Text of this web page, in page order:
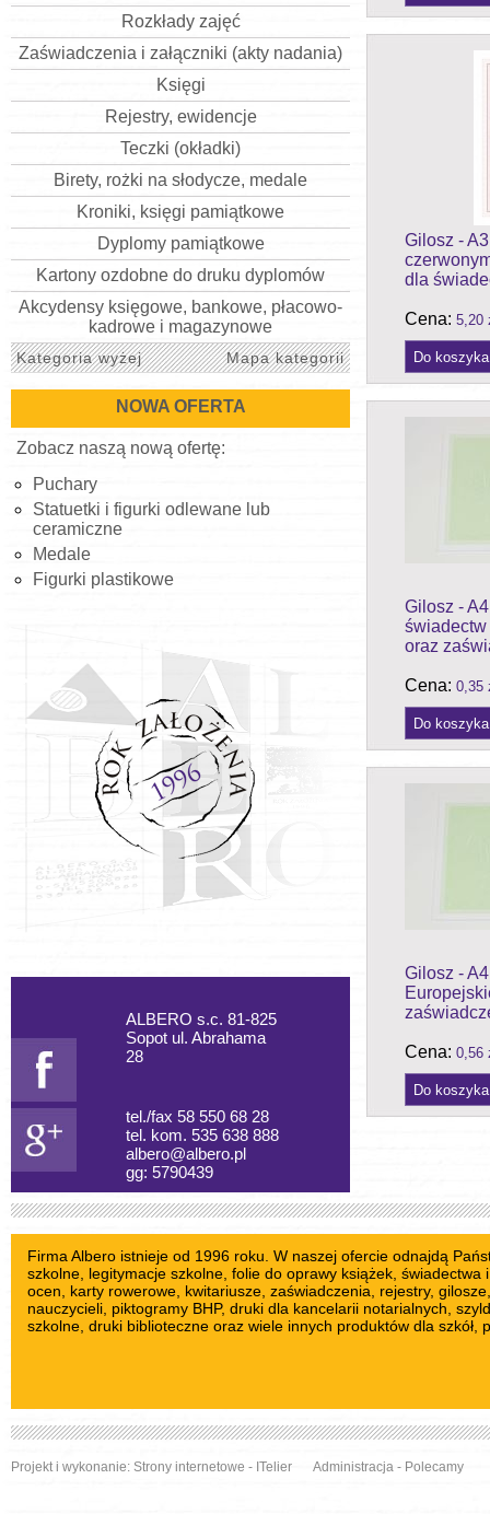
Rozkłady zajęć
Zaświadczenia i załączniki (akty nadania)
Księgi
Rejestry, ewidencje
Teczki (okładki)
Birety, rożki na słodycze, medale
Kroniki, księgi pamiątkowe
Dyplomy pamiątkowe
Kartony ozdobne do druku dyplomów
Akcydensy księgowe, bankowe, płacowo-
kadrowe i magazynowe
Kategoria wyżej Mapa kategorii
NOWA OFERTA
Zobacz naszą nową ofertę:
Puchary
Statuetki i figurki odlewane lub
ceramiczne
Medale
Figurki plastikowe
ALBERO s.c. 81-825
Sopot ul. Abrahama
28
tel./fax 58 550 68 28
tel. kom. 535 638 888
albero@albero.pl
gg: 5790439
Gilosz -
dla
Cena: 5,20
Gilosz -
świadectw
oraz
Cena: 0,35
Gilosz -
Cena: 0,56
Firma Albero istnieje od 1996 roku. W naszej ofercie odnajdą
szkolne , legitymacje szkolne, folie do oprawy książek ,
ocen, karty rowerowe kwitariusze , zaświadczenia, rejestry, gilosze
nauczycieli piktogramy BHP, druki dla kancelarii notarialnych,
szkolne , druki biblioteczne oraz wiele innych produktów dla szkół,
Projekt i wykonanie: Strony internetowe - ITelier Administracja - Polecamy